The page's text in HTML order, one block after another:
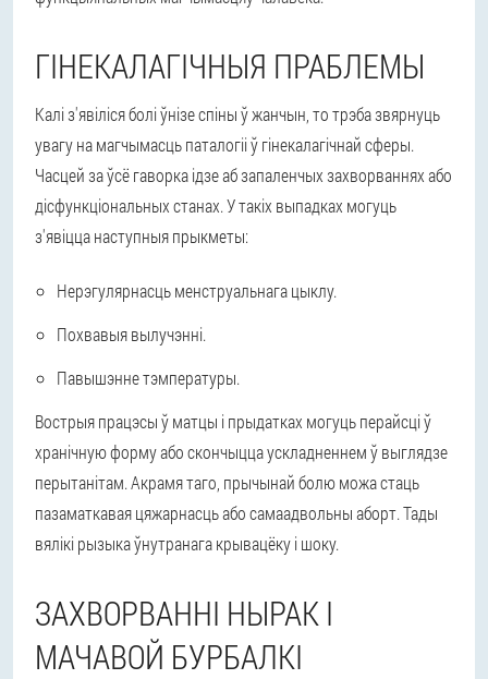
ГІНЕКАЛАГІЧНЫЯ ПРАБЛЕМЫ
Калі з'явіліся болі ўнізе спіны ў жанчын, то трэба звярнуць
увагу на магчымасць паталогіі ў гінекалагічнай сферы.
Часцей за ўсё гаворка ідзе аб запаленчых захворваннях або
дісфункціональных станах. У такіх выпадках могуць
з'явіцца наступныя прыкметы:
Нерэгулярнасць менструальнага цыклу.
Похвавыя вылучэнні.
Павышэнне тэмпературы.
Вострыя працэсы ў матцы і прыдатках могуць перайсці ў
хранічную форму або скончыцца ускладненнем ў выглядзе
перытанітам. Акрамя таго, прычынай болю можа стаць
пазаматкавая цяжарнасць або самаадвольны аборт. Тады
вялікі рызыка ўнутранага крывацёку і шоку.
ЗАХВОРВАННІ НЫРАК І
МАЧАВОЙ БУРБАЛКІ